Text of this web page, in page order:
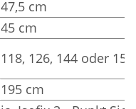
47,5 cm
45 cm
118, 126, 144 oder
195 cm